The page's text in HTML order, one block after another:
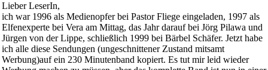
Lieber LeserIn,
ich war 1996 als Medienopfer bei Pastor Fliege eingeladen, 1997 als
Elfenexperte bei Vera am Mittag, das Jahr darauf bei Jörg Pilawa und
Jürgen von der Lippe, schließlich 1999 bei Bärbel Schäfer. Jetzt habe
ich alle diese Sendungen (ungeschnittener Zustand mitsamt
Werbung)auf ein 230 Minutenband kopiert. Es tut mir leid wieder